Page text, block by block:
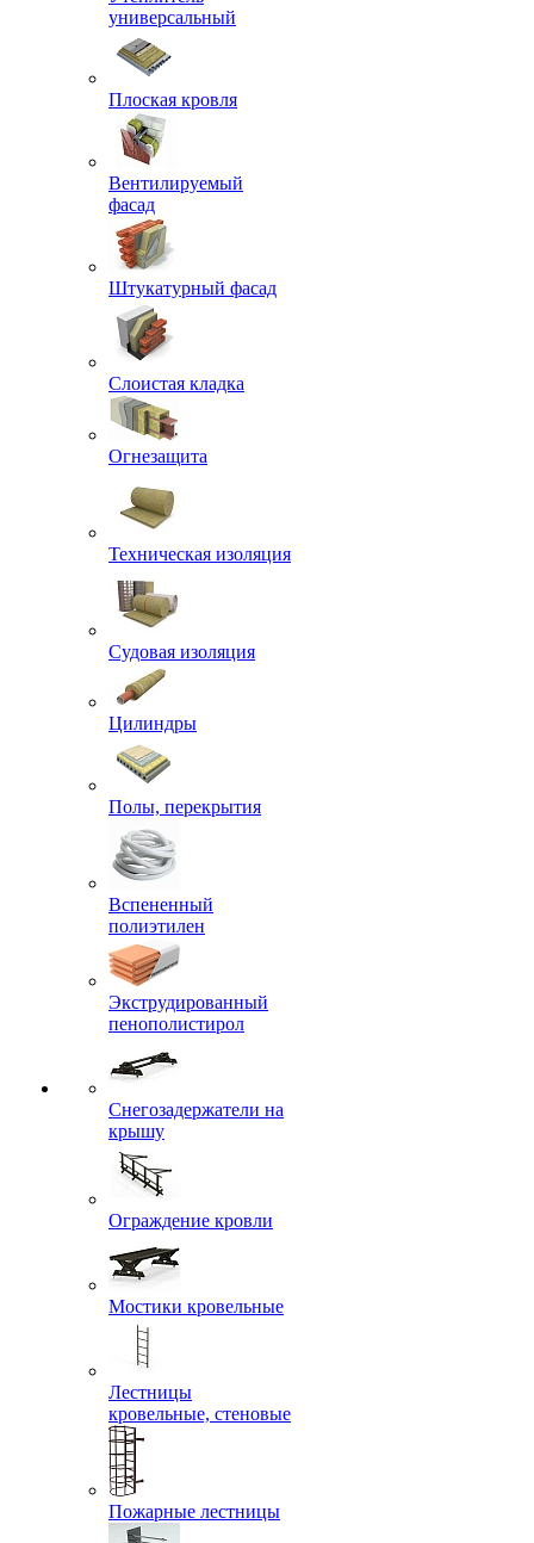
универсальный
Плоская кровля
Вентилируемый
фасад
Штукатурный фасад
Слоистая кладка
Огнезащита
Техническая изоляция
Судовая изоляция
Цилиндры
Полы, перекрытия
Вспененный
полиэтилен
Экструдированный
пенополистирол
Снегозадержатели на
крышу
Ограждение кровли
Мостики кровельные
Лестницы
кровельные, стеновые
Пожарные лестницы